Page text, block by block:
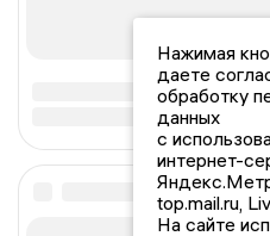
Нажимая
даете
обработку
данных
с
интернет-
top.mail.ru,
На сайте